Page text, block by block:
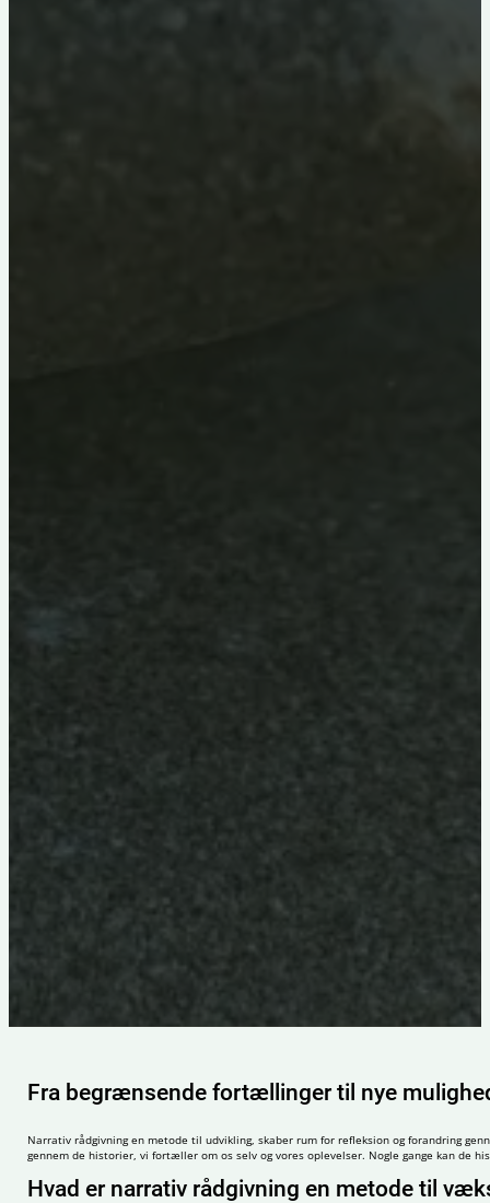
Fra begrænsende fortællinger til nye
Narrativ rådgivning en metode til udvikling, skaber rum for refleksion og forandring
gennem de historier, vi fortæller om os selv og vores oplevelser. Nogle gange kan de
Hvad er narrativ rådgivning en metode til